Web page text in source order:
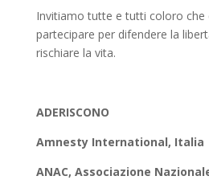
Invitiamo tutte e tutti coloro che
partecipare per difendere la
rischiare la vita.
ADERISCONO
Amnesty International, Italia
ANAC, Associazione